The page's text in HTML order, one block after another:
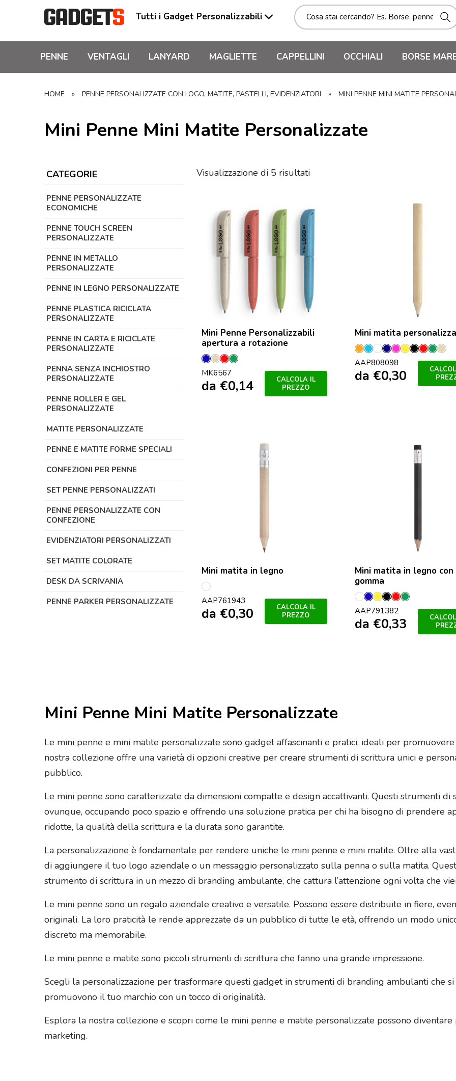
Tutti i Gadget Personalizzabili
PENNE VENTAGLI LANYARD MAGLIETTE CAPPELLINI OCCHIALI BORSE
HOME » PENNE PERSONALIZZATE CON LOGO, MATITE, PASTELLI, EVIDENZIATORI » MINI PENNE MINI MATITE
Mini Penne Mini Matite Personalizzate
CATEGORIE
PENNE PERSONALIZZATE
ECONOMICHE
PENNE TOUCH SCREEN
PERSONALIZZATE
PENNE IN METALLO
PERSONALIZZATE
PENNE IN LEGNO PERSONALIZZATE
PENNE PLASTICA RICICLATA
PERSONALIZZATE
PENNE IN CARTA E RICICLATE
PERSONALIZZATE
PENNA SENZA INCHIOSTRO
PERSONALIZZATE
PENNE ROLLER E GEL
PERSONALIZZATE
MATITE PERSONALIZZATE
PENNE E MATITE FORME SPECIALI
CONFEZIONI PER PENNE
SET PENNE PERSONALIZZATI
PENNE PERSONALIZZATE CON
CONFEZIONE
EVIDENZIATORI PERSONALIZZATI
SET MATITE COLORATE
DESK DA SCRIVANIA
PENNE PARKER PERSONALIZZATE
Visualizzazione di 5 risultati
Mini Penne Personalizzabili
apertura a rotazione
BluNaturale
RossoVerde
MK6567
da €0,14
CALCOLA IL
PREZZO
Mini matita
Arancione
Azzurro
Bianco
Blu
Scuro
Fucsia
Giallo
NeroRosso
Verde
AAP808098
da €0,30
Mini matita in legno
multicolore
AAP761943
da €0,30
CALCOLA IL
PREZZO
Mini matita in legno con
gomma
Bianco
BluGiallo
Nero
RossoVerde
AAP791382
da €0,33
Mini Penne Mini Matite Personalizzate
Le mini penne e mini matite personalizzate sono gadget affascinanti e pratici, ideali per
nostra collezione offre una varietà di opzioni creative per creare strumenti di scrittura unici e
pubblico.
Le mini penne sono caratterizzate da dimensioni compatte e design accattivanti. Questi strumenti
ovunque, occupando poco spazio e offrendo una soluzione pratica per chi ha bisogno di prendere
ridotte, la qualità della scrittura e la durata sono garantite.
La personalizzazione è fondamentale per rendere uniche le mini penne e mini matite. Oltre alla
di aggiungere il tuo logo aziendale o un messaggio personalizzato sulla penna o sulla matita.
strumento di scrittura in un mezzo di branding ambulante, che cattura l’attenzione ogni volta che
Le mini penne sono un regalo aziendale creativo e versatile. Possono essere distribuite in fiere,
originali. La loro praticità le rende apprezzate da un pubblico di tutte le età, offrendo un modo
discreto ma memorabile.
Le mini penne e matite sono piccoli strumenti di scrittura che fanno una grande impressione.
Scegli la personalizzazione per trasformare questi gadget in strumenti di branding ambulanti che si
promuovono il tuo marchio con un tocco di originalità.
Esplora la nostra collezione e scopri come le mini penne e matite personalizzate possono
marketing.